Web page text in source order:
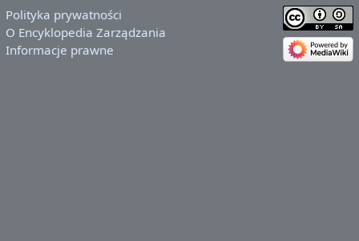
Polityka prywatności
O Encyklopedia Zarządzania
Informacje prawne